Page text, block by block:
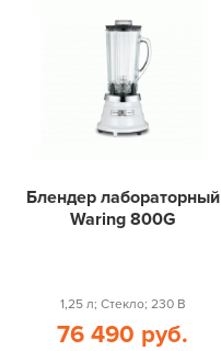
Блендер лабораторный
Waring 800G
1,25 л; Стекло; 230 В
76 490 руб.